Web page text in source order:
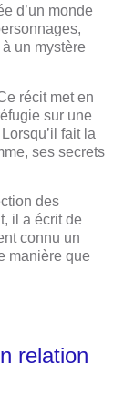
d’un monde
un mystère
récit met en
sur une
fait la
ses secrets
des
il a écrit de
connu un
manière que
relation